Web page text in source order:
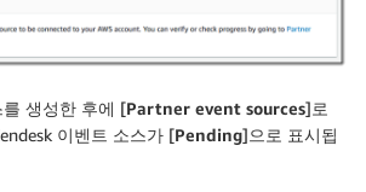
생성한 후에 [Partner event sources]로
이벤트 소스가 [Pending]으로 표시됩